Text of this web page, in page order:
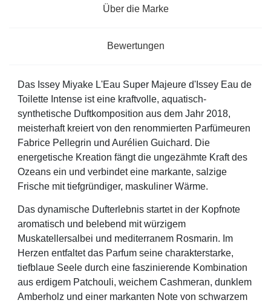
Über die Marke
Bewertungen
Das Issey Miyake L'Eau Super Majeure d'Issey Eau de
Toilette Intense ist eine kraftvolle, aquatisch-
synthetische Duftkomposition aus dem Jahr 2018,
meisterhaft kreiert von den renommierten Parfümeuren
Fabrice Pellegrin und Aurélien Guichard. Die
energetische Kreation fängt die ungezähmte Kraft des
Ozeans ein und verbindet eine markante, salzige
Frische mit tiefgründiger, maskuliner Wärme.
Das dynamische Dufterlebnis startet in der Kopfnote
aromatisch und belebend mit würzigem
Muskatellersalbei und mediterranem Rosmarin. Im
Herzen entfaltet das Parfum seine charakterstarke,
tiefblaue Seele durch eine faszinierende Kombination
aus erdigem Patchouli, weichem Cashmeran, dunklem
Amberholz und einer markanten Note von schwarzem